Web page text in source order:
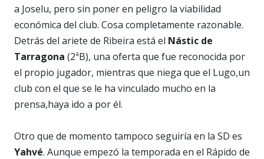
a Joselu, pero sin poner en peligro la viabilidad
económica del club. Cosa completamente razonable.
Detrás del ariete de Ribeira está el Nástic de
Tarragona (2ªB), una oferta que fue reconocida por
el propio jugador, mientras que niega que el Lugo,un
club con el que se le ha vinculado mucho en la
prensa,haya ido a por él.
Otro que de momento tampoco seguiría en la SD es
Yahvé. Aunque empezó la temporada en el Rápido de